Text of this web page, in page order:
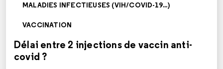
MALADIES INFECTIEUSES (VIH/COVID-19...)
VACCINATION
Délai entre 2 injections de vaccin anti-
covid ?